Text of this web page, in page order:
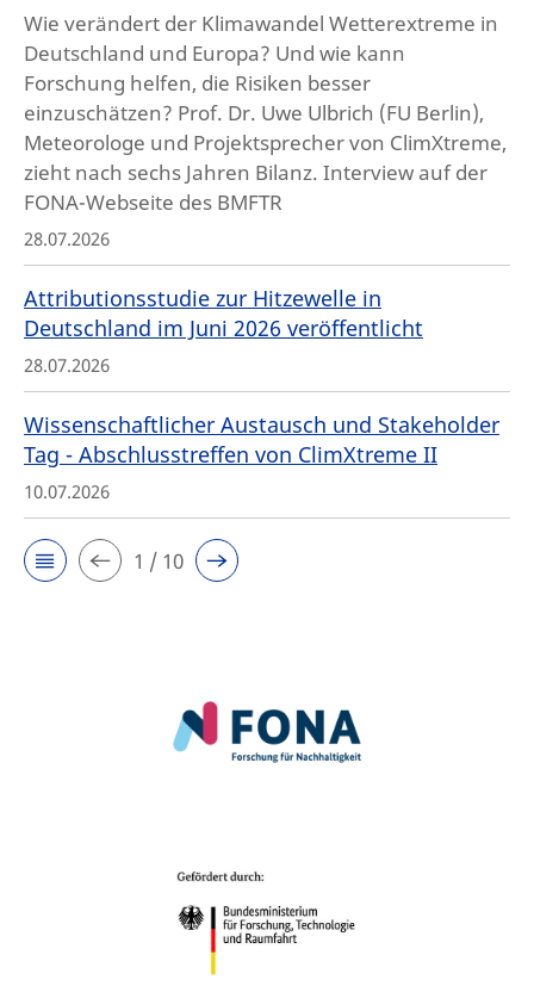
Wie verändert der Klimawandel Wetterextreme in
Deutschland und Europa? Und wie kann
Forschung helfen, die Risiken besser
einzuschätzen? Prof. Dr. Uwe Ulbrich (FU Berlin),
Meteorologe und Projektsprecher von ClimXtreme,
zieht nach sechs Jahren Bilanz. Interview auf der
FONA-Webseite des BMFTR
28.07.2026
Attributionsstudie zur Hitzewelle in
Deutschland im Juni 2026 veröffentlicht
28.07.2026
Wissenschaftlicher Austausch und Stakeholder
Tag - Abschlusstreffen von ClimXtreme II
10.07.2026
1 / 10